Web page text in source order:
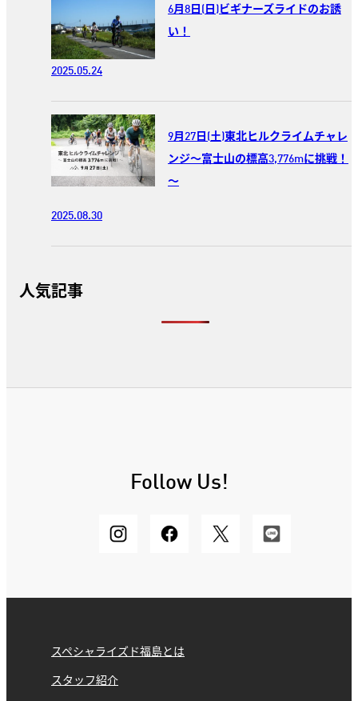
6月8日(日)ビギナーズライドのお誘
い！
2025.05.24
9月27日(土)東北ヒルクライムチャレ
ンジ～富士山の標高3,776mに挑戦！
～
2025.08.30
人気記事
Follow Us!
スペシャライズド福島とは
スタッフ紹介